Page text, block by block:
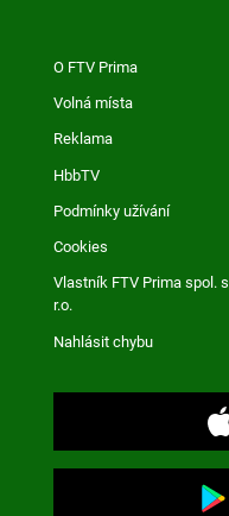
O FTV Prima
Volná místa
Reklama
HbbTV
Podmínky užívání
Cookies
Vlastník FTV Prima spol. s
r.o.
Nahlásit chybu